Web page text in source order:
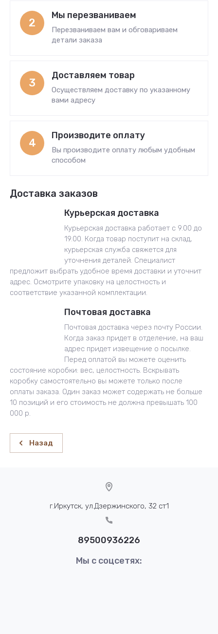
2
Мы перезваниваем
Перезваниваем вам и обговариваем
детали заказа
3
Доставляем товар
Осуществляем доставку по указанному
вами адресу
4
Производите оплату
Вы производите оплату любым удобным
способом
Доставка заказов
Курьерская доставка
Курьерская доставка работает с 9.00 до
19.00. Когда товар поступит на склад,
курьерская служба свяжется для
уточнения деталей. Специалист
предложит выбрать удобное время доставки и уточнит
адрес. Осмотрите упаковку на целостность и
соответствие указанной комплектации.
Почтовая доставка
Почтовая доставка через почту России.
Когда заказ придет в отделение, на ваш
адрес придет извещение о посылке.
Перед оплатой вы можете оценить
состояние коробки: вес, целостность. Вскрывать
коробку самостоятельно вы можете только после
оплаты заказа. Один заказ может содержать не больше
10 позиций и его стоимость не должна превышать 100
000 р.
Назад
г.Иркутск, ул.Дзержинского, 32 ст1
89500936226
Мы с соцсетях: